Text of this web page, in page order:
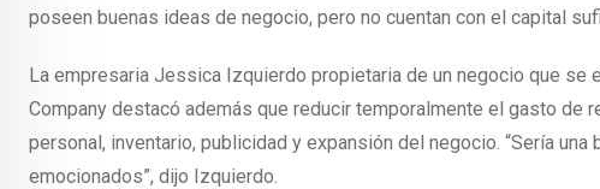
poseen buenas ideas de negocio, pero no cuentan con el capital
La empresaria Jessica Izquierdo propietaria de un negocio que
Company destacó además que reducir temporalmente el gasto de
personal, inventario, publicidad y expansión del negocio. “Sería
emocionados”, dijo Izquierdo.